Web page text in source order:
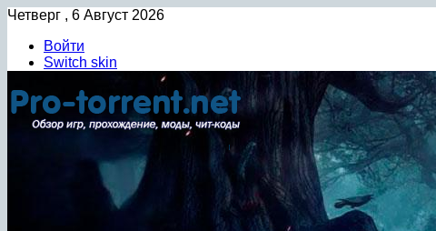
Четверг , 6 Август 2026
Войти
Switch skin